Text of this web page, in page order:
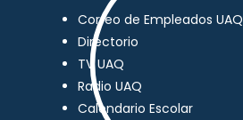
Correo de Empleados UAQ
Directorio
TV UAQ
Radio UAQ
Calendario Escolar